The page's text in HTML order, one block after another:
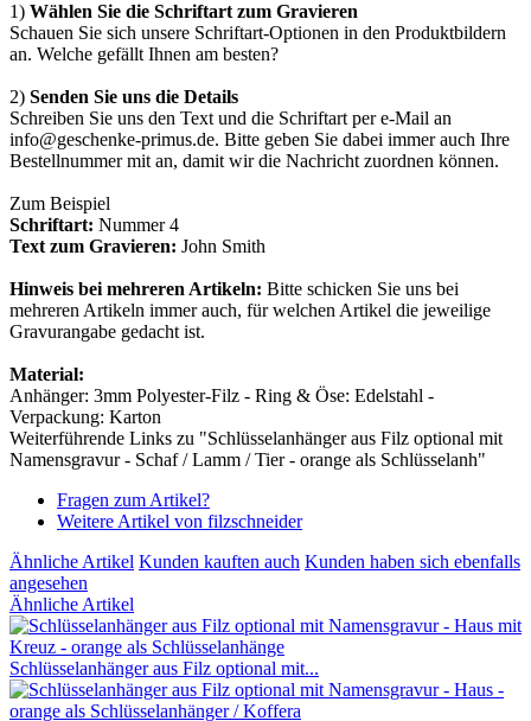
1) Wählen Sie die Schriftart zum Gravieren
Schauen Sie sich unsere Schriftart-Optionen in den Produktbildern
an. Welche gefällt Ihnen am besten?
2) Senden Sie uns die Details
Schreiben Sie uns den Text und die Schriftart per e-Mail an
info@geschenke-primus.de. Bitte geben Sie dabei immer auch Ihre
Bestellnummer mit an, damit wir die Nachricht zuordnen können.
Zum Beispiel
Schriftart: Nummer 4
Text zum Gravieren: John Smith
Hinweis bei mehreren Artikeln: Bitte schicken Sie uns bei
mehreren Artikeln immer auch, für welchen Artikel die jeweilige
Gravurangabe gedacht ist.
Material:
Anhänger: 3mm Polyester-Filz - Ring & Öse: Edelstahl -
Verpackung: Karton
Weiterführende Links zu "Schlüsselanhänger aus Filz optional mit
Namensgravur - Schaf / Lamm / Tier - orange als Schlüsselanh"
Fragen zum Artikel?
Weitere Artikel von filzschneider
Ähnliche Artikel Kunden kauften auch Kunden haben sich ebenfalls
angesehen
Ähnliche Artikel
Schlüsselanhänger aus Filz optional mit...